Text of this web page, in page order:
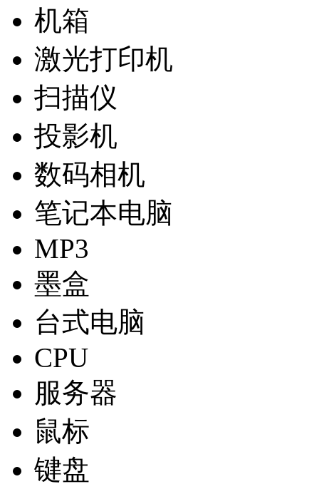
机箱
激光打印机
扫描仪
投影机
数码相机
笔记本电脑
MP3
墨盒
台式电脑
CPU
服务器
鼠标
键盘